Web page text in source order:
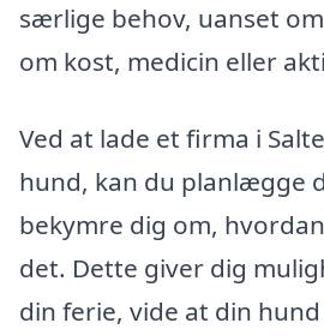
særlige behov, uanset
om kost, medicin eller
Ved at lade et firma i
hund, kan du planlægge
bekymre dig om,
det. Dette giver dig
din ferie, vide at din